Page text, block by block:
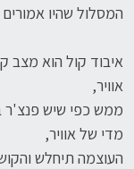
המסלול שהיו
איבוד קול הוא מצב
אוויר,
ממש כפי שיש פנצ'ר
מדי של אוויר,
העוצמה תיחלש